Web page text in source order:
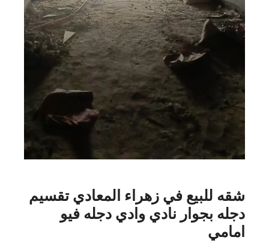
شقه للبيع في زهراء المعادي تقسيم
دجله بجوار نادي وادي دجله فيو
امامي